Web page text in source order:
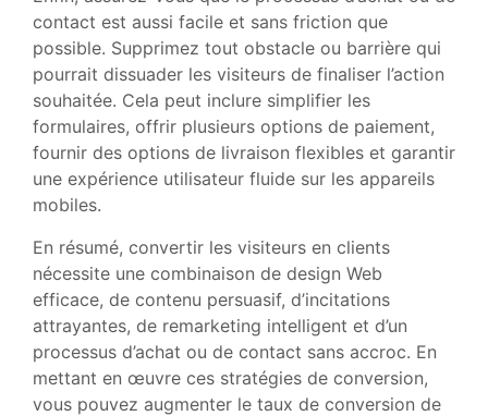
contact est aussi facile et sans friction que
possible. Supprimez tout obstacle ou barrière qui
pourrait dissuader les visiteurs de finaliser l’action
souhaitée. Cela peut inclure simplifier les
formulaires, offrir plusieurs options de paiement,
fournir des options de livraison flexibles et garantir
une expérience utilisateur fluide sur les appareils
mobiles.
En résumé, convertir les visiteurs en clients
nécessite une combinaison de design Web
efficace, de contenu persuasif, d’incitations
attrayantes, de remarketing intelligent et d’un
processus d’achat ou de contact sans accroc. En
mettant en œuvre ces stratégies de conversion,
vous pouvez augmenter le taux de conversion de